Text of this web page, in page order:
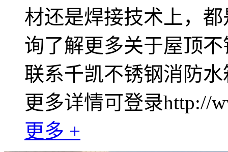
材还是焊接技术上，
询了解更多关于屋顶
联系千凯不锈钢消防水
更多详情可登录http://
更多 +